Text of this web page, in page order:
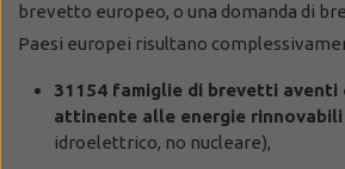
brevetto europeo, o una domanda di
Paesi europei risultano
31154 famiglie di brevetti
attinente alle energie rinnovabili
idroelettrico, no nucleare),